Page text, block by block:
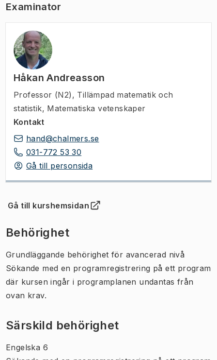
Examinator
Håkan Andreasson
Professor (N2) , Tillämpad matematik och
statistik, Matematiska vetenskaper
Kontakt
hand@chalmers.se
031-772 53 30
Gå till personsida
Gå till kurshemsidan
(Öppnas i ny flik)
Behörighet
Grundläggande behörighet för avancerad nivå
Sökande med en programregistrering på ett program
där kursen ingår i programplanen undantas från
ovan krav.
Särskild behörighet
Engelska 6